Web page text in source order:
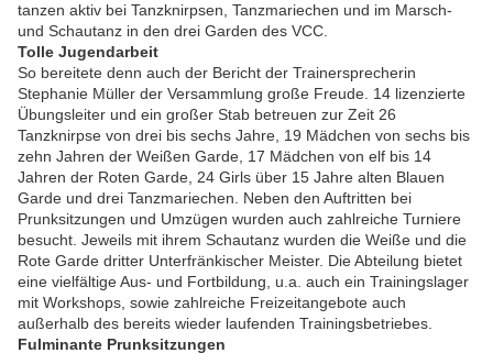
tanzen aktiv bei Tanzknirpsen, Tanzmariechen und im Marsch-
und Schautanz in den drei Garden des VCC.
Tolle Jugendarbeit
So bereitete denn auch der Bericht der Trainersprecherin
Stephanie Müller der Versammlung große Freude. 14 lizenzierte
Übungsleiter und ein großer Stab betreuen zur Zeit 26
Tanzknirpse von drei bis sechs Jahre, 19 Mädchen von sechs bis
zehn Jahren der Weißen Garde, 17 Mädchen von elf bis 14
Jahren der Roten Garde, 24 Girls über 15 Jahre alten Blauen
Garde und drei Tanzmariechen. Neben den Auftritten bei
Prunksitzungen und Umzügen wurden auch zahlreiche Turniere
besucht. Jeweils mit ihrem Schautanz wurden die Weiße und die
Rote Garde dritter Unterfränkischer Meister. Die Abteilung bietet
eine vielfältige Aus- und Fortbildung, u.a. auch ein Trainingslager
mit Workshops, sowie zahlreiche Freizeitangebote auch
außerhalb des bereits wieder laufenden Trainingsbetriebes.
Fulminante Prunksitzungen